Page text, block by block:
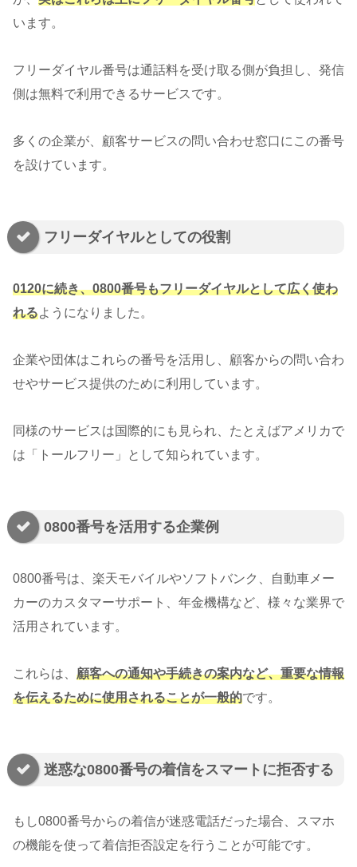
います。
フリーダイヤル番号は通話料を受け取る側が負担し、発信
側は無料で利用できるサービスです。
多くの企業が、顧客サービスの問い合わせ窓口にこの番号
を設けています。
フリーダイヤルとしての役割
0120に続き、0800番号もフリーダイヤルとして広く使わ
れるようになりました。
企業や団体はこれらの番号を活用し、顧客からの問い合わ
せやサービス提供のために利用しています。
同様のサービスは国際的にも見られ、たとえばアメリカで
は「トールフリー」として知られています。
0800番号を活用する企業例
0800番号は、楽天モバイルやソフトバンク、自動車メー
カーのカスタマーサポート、年金機構など、様々な業界で
活用されています。
これらは、 顧客への通知や手続きの案内など、重要な情報
を伝えるために使用されることが一般的です。
迷惑な0800番号の着信をスマートに拒否する
もし0800番号からの着信が迷惑電話だった場合、スマホ
の機能を使って着信拒否設定を行うことが可能です。